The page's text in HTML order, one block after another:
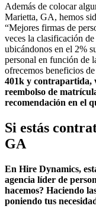
Además de colocar
Marietta, GA, hemos
“Mejores firmas de
veces la clasificación de
ubicándonos en el 2%
personal en función de
ofrecemos beneficios
401k y contrapartida,
reembolso de
recomendación en el
Si estás
GA
En Hire Dynamics,
agencia líder de
hacemos? Haciendo
poniendo tus